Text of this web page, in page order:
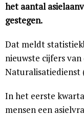
het aantal
gestegen.
Dat meldt
nieuwste cijfers
Naturalisatiedienst
In het eerste
mensen een